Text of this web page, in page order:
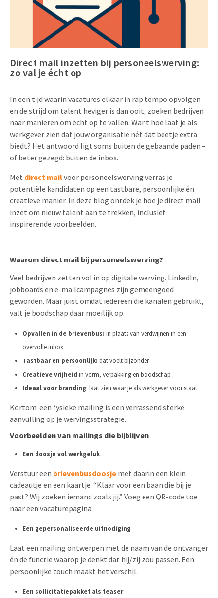
Direct mail inzetten bij personeelswerving:
zo val je écht op
In een tijd waarin vacatures elkaar in rap tempo opvolgen
en de strijd om talent heviger is dan ooit, zoeken bedrijven
naar manieren om écht op te vallen. Want hoe laat je als
werkgever zien dat jouw organisatie nét dat beetje extra
biedt? Het antwoord ligt soms buiten de gebaande paden –
of beter gezegd: buiten de inbox.
Met direct mailvoor personeelswerving verras je
potentiële kandidaten op een tastbare, persoonlijke én
creatieve manier. In deze blog ontdek je hoe je direct mail
inzet om nieuw talent aan te trekken, inclusief
inspirerende voorbeelden.
Waarom direct mail bij personeelswerving?
Veel bedrijven zetten vol in op digitale werving. LinkedIn,
jobboards en e-mailcampagnes zijn gemeengoed
geworden. Maar juist omdat iedereen die kanalen gebruikt,
valt je boodschap daar moeilijk op.
Opvallen in de brievenbus: in plaats van verdwijnen in een
overvolle inbox
Tastbaar en persoonlijk: dat voelt bijzonder
Creatieve vrijheid in vorm, verpakking en boodschap
Ideaal voor branding: laat zien waar je als werkgever voor staat
Kortom: een fysieke mailing is een verrassend sterke
aanvulling op je wervingsstrategie.
Voorbeelden van mailings die bijblijven
Een doosje vol werkgeluk
Verstuur een brievenbusdoosje met daarin een klein
cadeautje en een kaartje: “Klaar voor een baan die bij je
past? Wij zoeken iemand zoals jij.” Voeg een QR-code toe
naar een vacaturepagina.
Een gepersonaliseerde uitnodiging
Laat een mailing ontwerpen met de naam van de ontvanger
én de functie waarop je denkt dat hij/zij zou passen. Een
persoonlijke touch maakt het verschil.
Een sollicitatiepakket als teaser
Pop-up Kaarten
Geluidskaarten
Lenticular Cards
Tabkaarten
Budget kaarten
Andere opvallende mailings
Media Marketing
Automotive Marketing
Non-profit Marketing
Duurzame Marketing
Marketing voor Scholen
Horeca Marketing
Uitnodigingen
Product Introductie
Kalender maken
Klantenbinding
Vacatures
Contactgegevens
Brochure downloaden